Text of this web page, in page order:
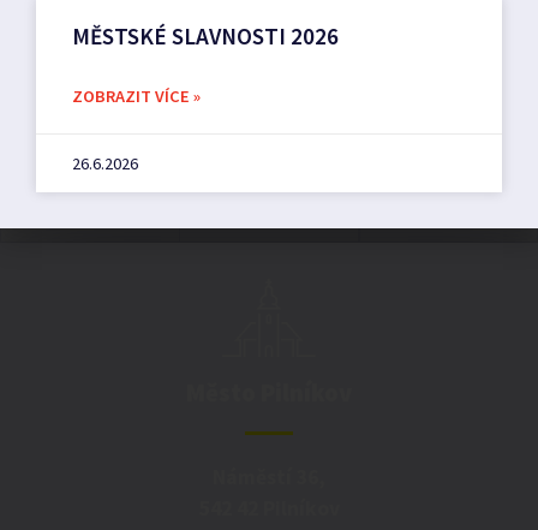
MĚSTSKÉ SLAVNOSTI 2026
ZOBRAZIT VÍCE »
26.6.2026